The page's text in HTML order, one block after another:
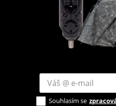
Souhlasím se